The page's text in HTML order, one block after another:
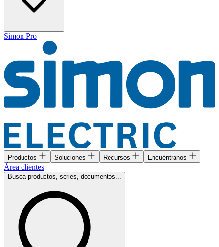
Simon Pro
Productos Soluciones Recursos Encuéntranos
Área clientes
Busca productos, series, documentos...